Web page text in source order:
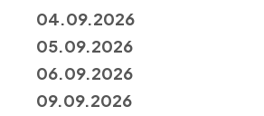
04.09.2026
05.09.2026
06.09.2026
09.09.2026